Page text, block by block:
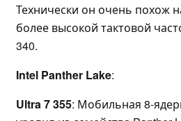
Технически он очень похож
более высокой тактовой
340.
Intel Panther Lake:
Ultra 7 355: Мобильная 8-